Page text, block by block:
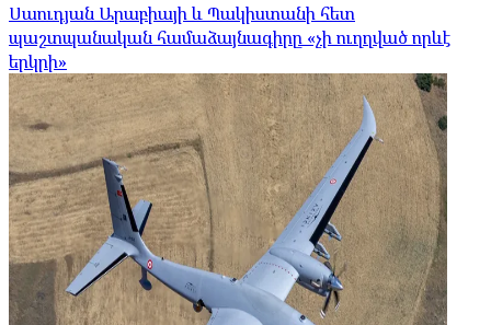
Սաուդյան Արաբիայի և Պակիստանի հետ
պաշտպանական համաձայնագիրը «չի ուղղված որևէ
երկրի»